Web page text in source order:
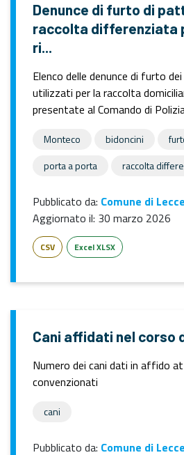
Denunce di furto di
raccolta differenziata
ri...
Elenco delle denunce di furto
utilizzati per la raccolta
presentate al Comando di
Monteco bidoncini
porta a porta
raccolta
Pubblicato da: Comune di Lecce
Aggiornato il: 30 marzo 2026
CSV Excel XLSX
Cani affidati nel corso
Numero dei cani dati in affido
convenzionati
cani
Pubblicato da: Comune di Lecce